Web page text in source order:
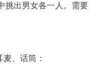
挑出男女各一人。需要
麦、话筒：